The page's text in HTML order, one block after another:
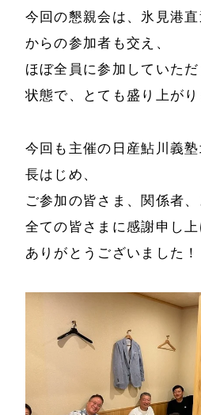
事例と実績
導入企業一覧
書籍・DVD
づ
今回の懇親会は、氷見港
からの参加者も交え、
ほぼ全員に参加していた
状態で、とても盛り上がり
今回も主催の日産鮎川義
長はじめ、
ご参加の皆さま、関係者
全ての皆さまに感謝申し上
ありがとうございました！